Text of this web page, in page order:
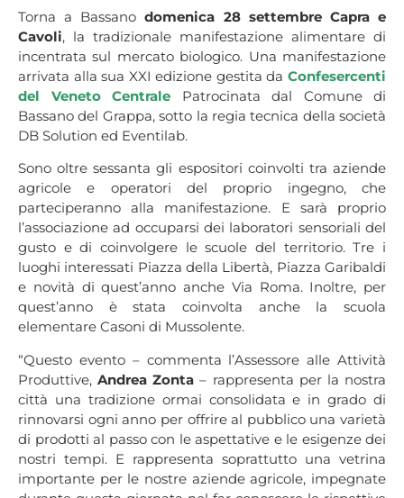
Torna a Bassanodomenica 28 settembre Capra e
Cavoli, la tradizionale manifestazione alimentare di
incentrata sul mercato biologico. Una manifestazione
arrivata alla sua XXI edizione gestita da Confesercenti
del Veneto Centrale Patrocinata dal Comune di
Bassano del Grappa, sotto la regia tecnica della società
DB Solution ed Eventilab.
Sono oltre sessanta gli espositori coinvolti tra aziende
agricole e operatori del proprio ingegno, che
parteciperanno alla manifestazione. E sarà proprio
l’associazione ad occuparsi dei laboratori sensoriali del
gusto e di coinvolgere le scuole del territorio. Tre i
luoghi interessati Piazza della Libertà, Piazza Garibaldi
e novità di quest’anno anche Via Roma. Inoltre, per
quest’anno è stata coinvolta anche la scuola
elementare Casoni di Mussolente.
“Questo evento – commenta l’Assessore alle Attività
Produttive,Andrea Zonta – rappresenta per la nostra
città una tradizione ormai consolidata e in grado di
rinnovarsi ogni anno per offrire al pubblico una varietà
di prodotti al passo con le aspettative e le esigenze dei
nostri tempi. E rappresenta soprattutto una vetrina
importante per le nostre aziende agricole, impegnate